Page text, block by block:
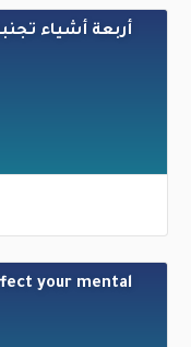
أربعة أشياء
your mental